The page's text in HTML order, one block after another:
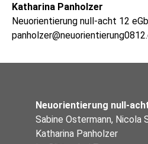
Katharina Panholzer
Neuorientierung null-acht 12
Neuorientierung null-
Sabine Ostermann, Nicola
Katharina Panholzer